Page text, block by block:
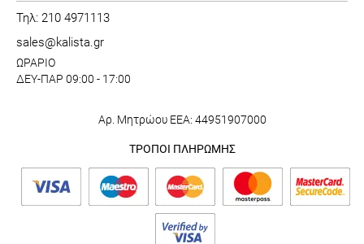
Τηλ: 210 4971113
sales@kalista.gr
ΩΡΑΡΙΟ
ΔΕΥ-ΠΑΡ 09:00 - 17:00
Αρ. Μητρώου ΕΕΑ: 44951907000
ΤΡΟΠΟΙ ΠΛΗΡΩΜΗΣ